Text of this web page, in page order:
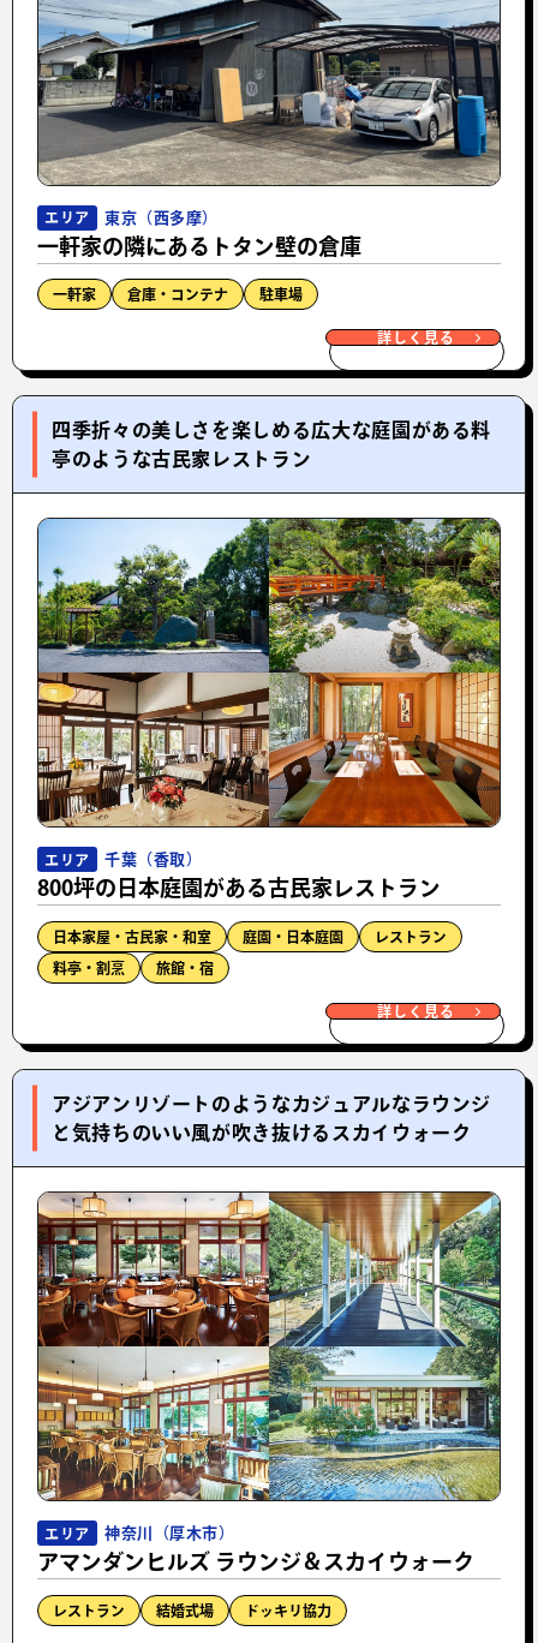
エリア 東京（西多摩）
一軒家の隣にあるトタン壁の倉庫
一軒家 倉庫・コンテナ 駐車場
詳しく見る
四季折々の美しさを楽しめる広大な庭園がある料
亭のような古民家レストラン
エリア 千葉（香取）
800坪の日本庭園がある古民家レストラン
日本家屋・古民家・和室 庭園・日本庭園 レストラン
料亭・割烹 旅館・宿
詳しく見る
アジアンリゾートのようなカジュアルなラウンジ
と気持ちのいい風が吹き抜けるスカイウォーク
エリア 神奈川（厚木市）
アマンダンヒルズ ラウンジ＆スカイウォーク
レストラン 結婚式場 ドッキリ協力